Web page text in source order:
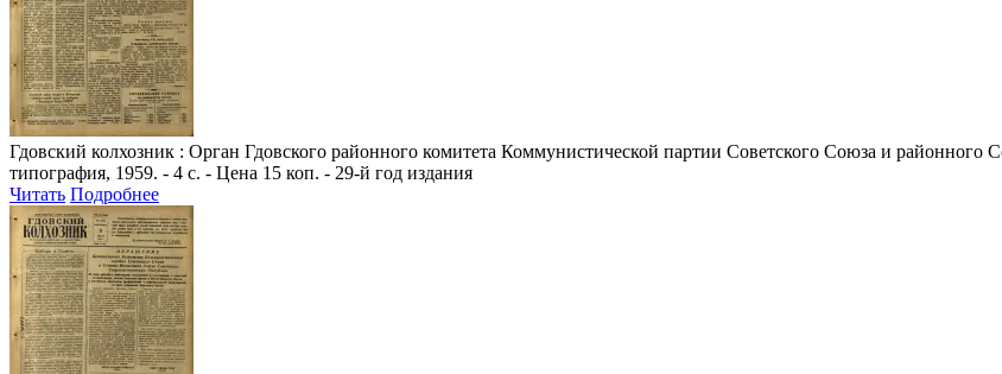
Гдовский колхозник : Орган Гдовского районного комитета Коммунистической партии Советского Союза и районного
типография, 1959. - 4 с. - Цена 15 коп. - 29-й год издания
Читать Подробнее